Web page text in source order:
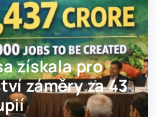
získala pro
záměry za 43